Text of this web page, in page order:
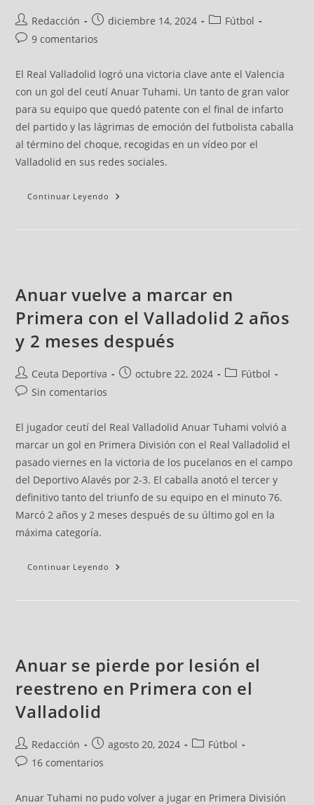
Redacción diciembre 14, 2024
Fútbol
9 comentarios
El Real Valladolid logró una victoria clave ante el Valencia
con un gol del ceutí Anuar Tuhami. Un tanto de gran valor
para su equipo que quedó patente con el final de infarto
del partido y las lágrimas de emoción del futbolista caballa
al término del choque, recogidas en un vídeo por el
Valladolid en sus redes sociales.
Continuar Leyendo
Anuar vuelve a marcar en
Primera con el Valladolid 2 años
y 2 meses después
Ceuta Deportiva octubre 22, 2024
Fútbol
Sin comentarios
El jugador ceutí del Real Valladolid Anuar Tuhami volvió a
marcar un gol en Primera División con el Real Valladolid el
pasado viernes en la victoria de los pucelanos en el campo
del Deportivo Alavés por 2-3. El caballa anotó el tercer y
definitivo tanto del triunfo de su equipo en el minuto 76.
Marcó 2 años y 2 meses después de su último gol en la
máxima categoría.
Continuar Leyendo
Anuar se pierde por lesión el
reestreno en Primera con el
Valladolid
Redacción agosto 20, 2024
Fútbol
16 comentarios
Anuar Tuhami no pudo volver a jugar en Primera División